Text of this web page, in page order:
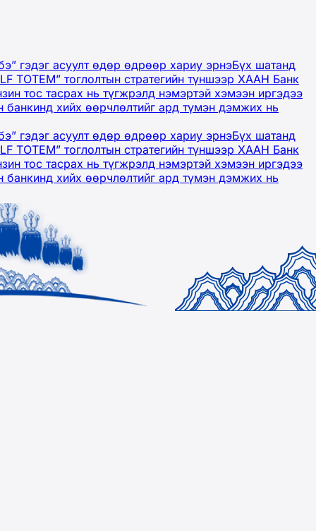
гэдэг асуулт өдөр өдрөөр хариу эрнэБүх шатанд
TOTEM” тоглолтын стратегийн түншээр ХААН Банк
тос тасрах нь түгжрэлд нэмэртэй хэмээн иргэдээ
хийх өөрчлөлтийг ард түмэн дэмжих нь
гэдэг асуулт өдөр өдрөөр хариу эрнэБүх шатанд
TOTEM” тоглолтын стратегийн түншээр ХААН Банк
тос тасрах нь түгжрэлд нэмэртэй хэмээн иргэдээ
хийх өөрчлөлтийг ард түмэн дэмжих нь